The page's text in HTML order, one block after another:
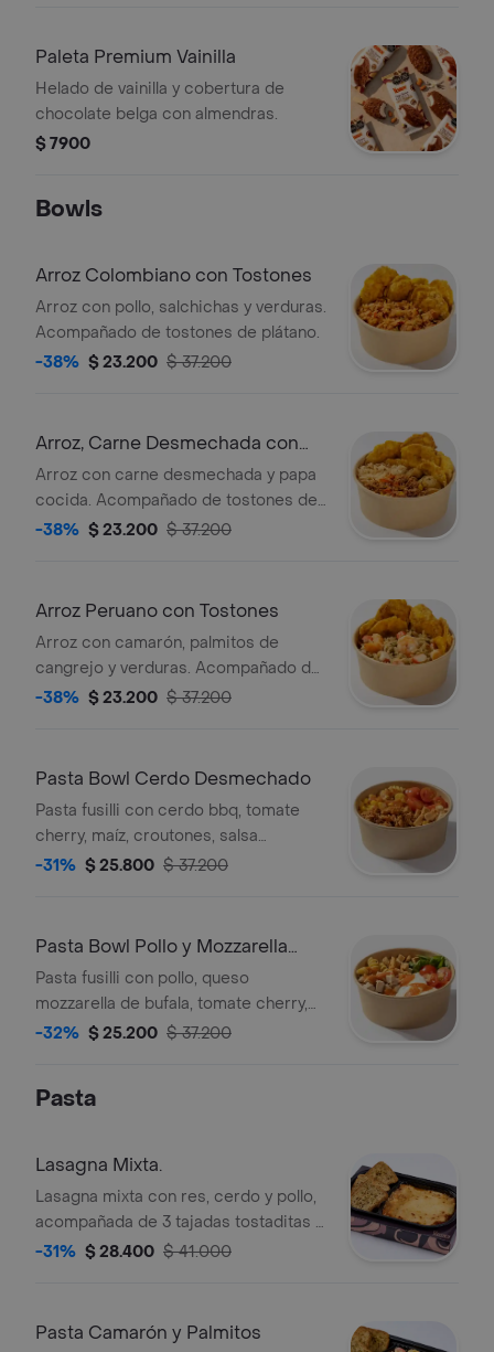
Paleta Premium Vainilla
Helado de vainilla y cobertura de
chocolate belga con almendras.
$ 7900
Bowls
Arroz Colombiano con Tostones
Arroz con pollo, salchichas y verduras.
Acompañado de tostones de plátano.
-38% $ 23.200 $ 37.200
Arroz, Carne Desmechada con
Tostones
Arroz con carne desmechada y papa
cocida. Acompañado de tostones de
plátano.
-38% $ 23.200 $ 37.200
Arroz Peruano con Tostones
Arroz con camarón, palmitos de
cangrejo y verduras. Acompañado de
tostones de plátano.
-38% $ 23.200 $ 37.200
Pasta Bowl Cerdo Desmechado
Pasta fusilli con cerdo bbq, tomate
cherry, maíz, croutones, salsa
napolitana y salsa bbq.
-31% $ 25.800 $ 37.200
Pasta Bowl Pollo y Mozzarella
Buffala
Pasta fusilli con pollo, queso
mozzarella de bufala, tomate cherry,
albahaca, croutones salsa napolitana y
-32% $ 25.200 $ 37.200
Pasta
Lasagna Mixta.
Lasagna mixta con res, cerdo y pollo,
acompañada de 3 tajadas tostaditas a
las finas hierbas.
-31% $ 28.400 $ 41.000
Pasta Camarón y Palmitos